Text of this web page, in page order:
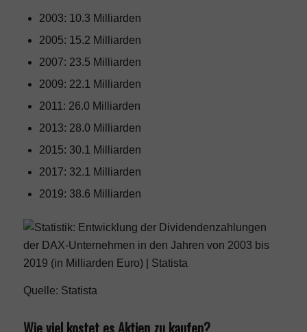
2003: 10.3 Milliarden
2005: 15.2 Milliarden
2007: 23.5 Milliarden
2009: 22.1 Milliarden
2011: 26.0 Milliarden
2013: 28.0 Milliarden
2015: 30.1 Milliarden
2017: 32.1 Milliarden
2019: 38.6 Milliarden
Quelle: Statista
Wie viel kostet es Aktien zu kaufen?